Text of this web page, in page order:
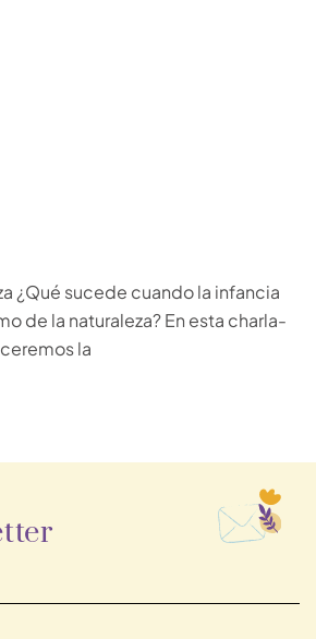
¿Qué sucede cuando la infancia
de la naturaleza? En esta charla-
la